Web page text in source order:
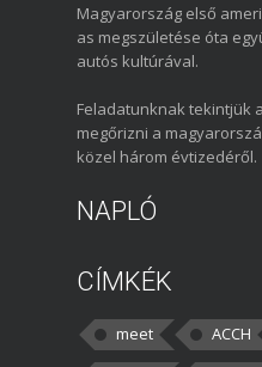
Magyarország első
as megszületése óta
autós kultúrával.
Feladatunknak tekintjük
megőrizni a
közel három évtizedéről.
NAPLÓ
CÍMKÉK
meet ACCH